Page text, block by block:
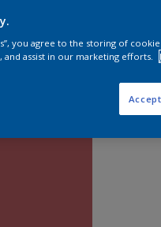
you agree to the storing of
and assist in our marketing efforts.